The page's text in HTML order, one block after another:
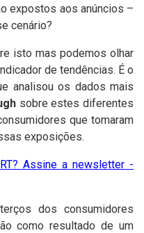
expostos aos anúncios –
cenário?
isto mas podemos olhar
de tendências. É o
analisou os dados mais
sobre estes diferentes
que tomaram
exposições.
Assine a newsletter -
dos consumidores
como resultado de um